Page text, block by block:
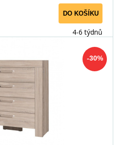
DO KOŠÍKU
4-6 týdnů
-30%